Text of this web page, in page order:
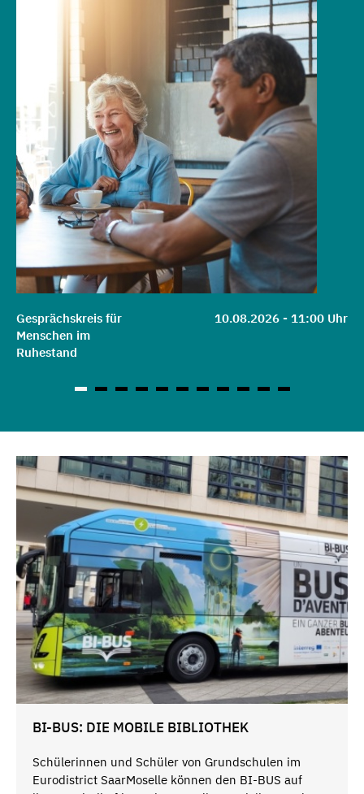
Gesprächskreis für
Menschen im
Ruhestand
10.08.2026 - 11:00 Uhr
BI-BUS: DIE MOBILE BIBLIOTHEK
Schülerinnen und Schüler von Grundschulen im
Eurodistrict SaarMoselle können den BI-BUS auf